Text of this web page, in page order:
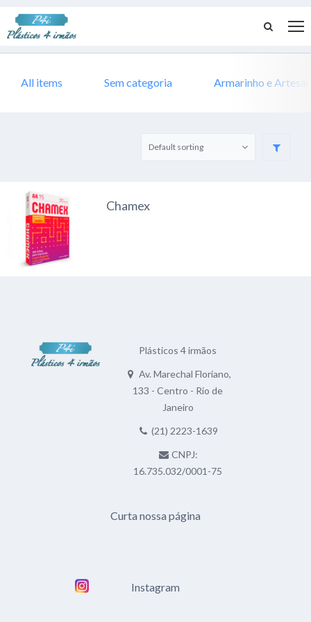
All items Sem categoria Armarinho e
Chamex
Plásticos 4 irmãos
Av. Marechal Floriano,
133 - Centro - Rio de
Janeiro
(21) 2223-1639
CNPJ:
16.735.032/0001-75
Curta nossa página
Instagram